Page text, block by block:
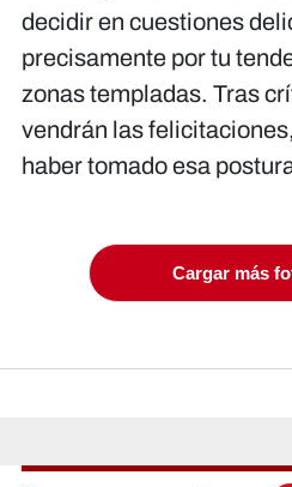
decidir en cuestiones
precisamente por tu
zonas templadas. Tras
vendrán las
haber tomado esa
Cargar más